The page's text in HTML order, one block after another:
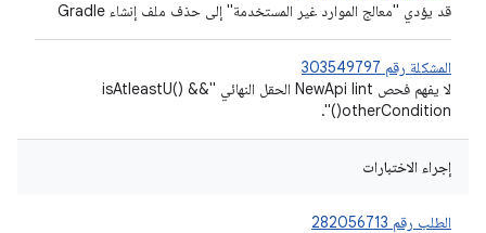
قد يؤدي "معالج الموارد غير المستخدمة" إلى حذف ملف إنشاء Gradle
المشكلة رقم 303549797
لا يفهم فحص NewApi lint الحقل النهائي "isAtleastU() &&
otherCondition()".
إجراء الاختبارات
الطلب رقم 282056713